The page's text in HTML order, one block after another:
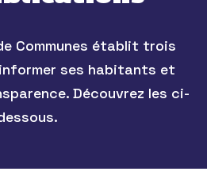
Communes établit trois
ses habitants et
Découvrez les ci-